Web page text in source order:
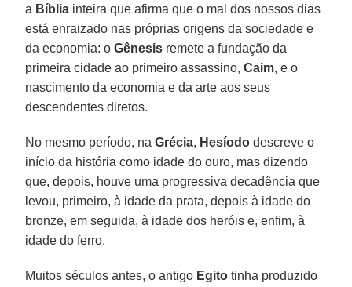
a Bíblia inteira que afirma que o mal dos nossos dias
está enraizado nas próprias origens da sociedade e
da economia: oGênesis remete a fundação da
primeira cidade ao primeiro assassino,Caim, e o
nascimento da economia e da arte aos seus
descendentes diretos.
No mesmo período, naGrécia, Hesíodo descreve o
início da história como idade do ouro, mas dizendo
que, depois, houve uma progressiva decadência que
levou, primeiro, à idade da prata, depois à idade do
bronze, em seguida, à idade dos heróis e, enfim, à
idade do ferro.
Muitos séculos antes, o antigo Egito tinha produzido